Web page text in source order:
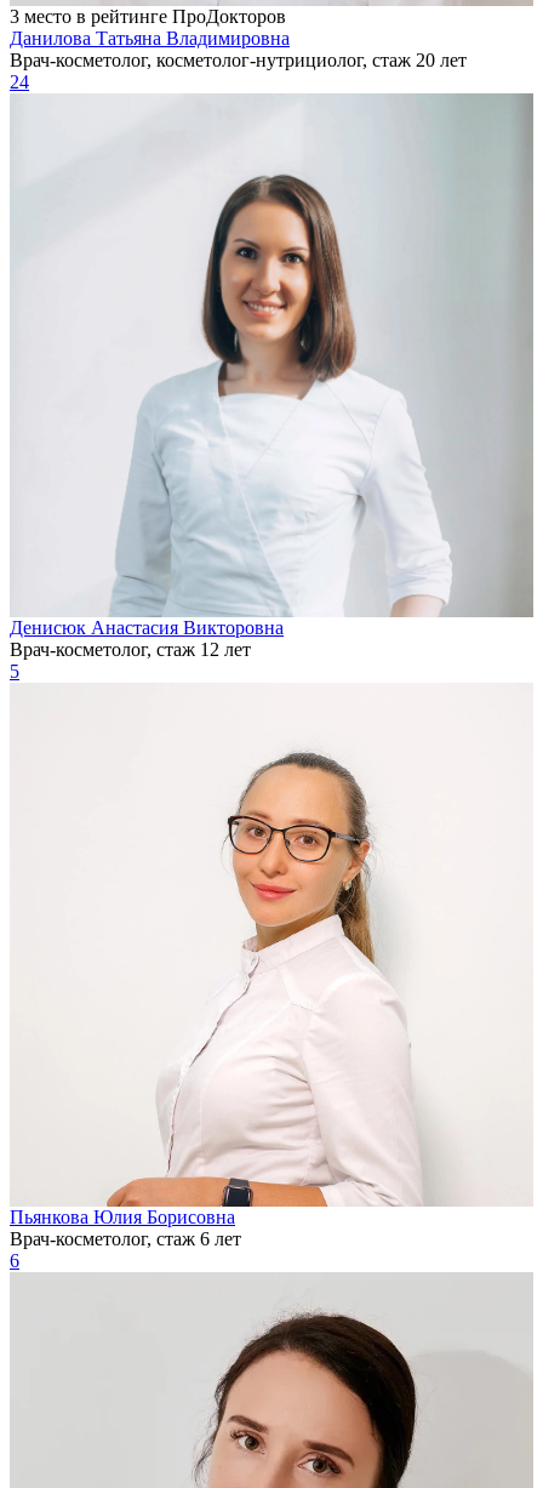
3 место в рейтинге ПроДокторов
Данилова Татьяна Владимировна
Врач-косметолог, косметолог-нутрициолог, стаж 20 лет
24
Денисюк Анастасия Викторовна
Врач-косметолог, стаж 12 лет
5
Пьянкова Юлия Борисовна
Врач-косметолог, стаж 6 лет
6